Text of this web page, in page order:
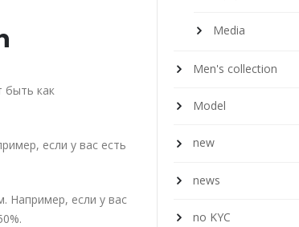
быть как
если у вас есть
Например, если у вас
Media
Men's collection
Model
new
news
no KYC